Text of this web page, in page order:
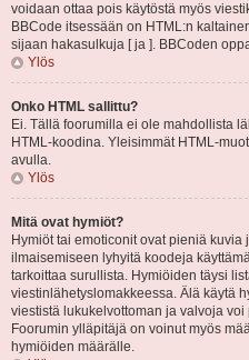
voidaan ottaa pois käytöstä myös
BBCode itsessään on HTML:n
sijaan hakasulkuja [ ja ]. BBCoden
Ylös
Onko HTML sallittu?
Ei. Tällä foorumilla ei ole mahdollista
HTML-koodina. Yleisimmät HTML-
avulla.
Ylös
Mitä ovat hymiöt?
Hymiöt tai emoticonit ovat pieniä
ilmaisemiseen lyhyitä koodeja
tarkoittaa surullista. Hymiöiden täysi
viestinlähetyslomakkeessa. Älä käytä
viestistä lukukelvottoman ja valvoja
Foorumin ylläpitäjä on voinut myös
hymiöiden määrälle.